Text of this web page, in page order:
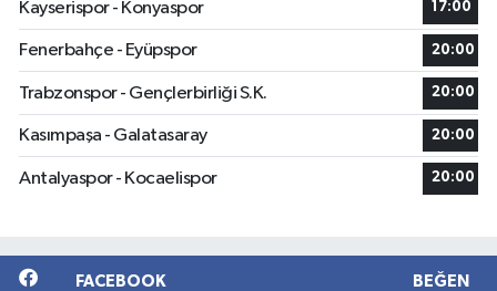
Kayserispor - Konyaspor
17:00
Fenerbahçe - Eyüpspor 20:00
Trabzonspor - Gençlerbirliği S.K. 20:00
Kasımpaşa - Galatasaray 20:00
Antalyaspor - Kocaelispor 20:00
FACEBOOK BEĞEN